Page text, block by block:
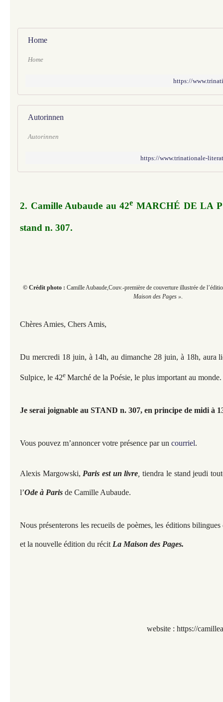
Home
Home
https://
Autorinnen
Autorinnen
https://www.trinationale-
2. Camille Aubaude au 42e MARCHÉ DE LA
stand n. 307.
© Crédit photo : Camille Aubaude,Couv.-première de couverture illustrée de
Maison des Pages ».
Chères Amies, Chers Amis,
Du mercredi 18 juin, à 14h, au dimanche 28 juin, à 18h, aura
Sulpice, le 42e Marché de la Poésie, le plus important au monde.
Je serai joignable au STAND n. 307, en principe de midi à
Vous pouvez m’annoncer votre présence par un courriel.
Alexis Margowski, Paris est un livre tiendra le stand jeudi
l’Ode à Paris de Camille Aubaude.
Nous présenterons les recueils de poèmes, les éditions
et la nouvelle édition du récit La Maison des Pages.
website : https://